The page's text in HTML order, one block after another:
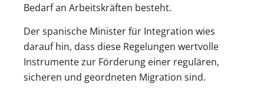
Bedarf an Arbeitskräften besteht.
Der spanische Minister für Integration wies
darauf hin, dass diese Regelungen wertvolle
Instrumente zur Förderung einer regulären,
sicheren und geordneten Migration sind.